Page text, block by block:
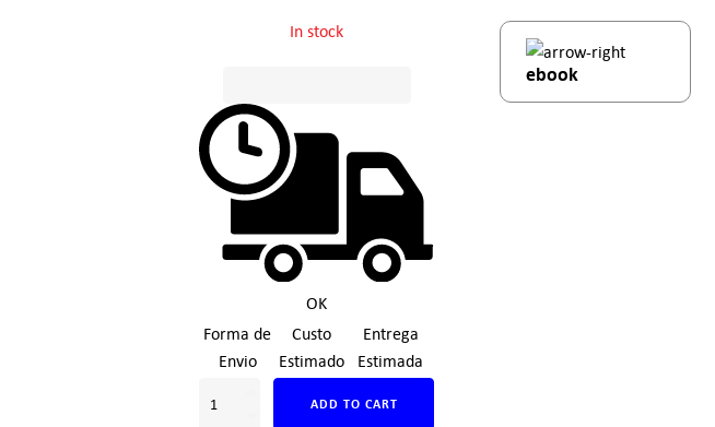
In stock
OK
Forma de
Envio
Custo
Estimado
Entrega
Estimada
ADD TO CART
ebook